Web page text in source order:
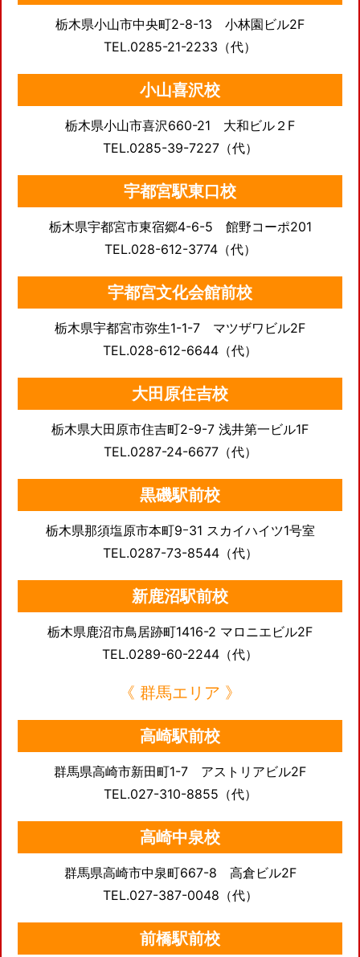
栃木県小山市中央町2-8-13 小林園ビル2F
TEL.0285-21-2233（代）
小山喜沢校
栃木県小山市喜沢660-21 大和ビル２F
TEL.0285-39-7227（代）
宇都宮駅東口校
栃木県宇都宮市東宿郷4-6-5 館野コーポ201
TEL.028-612-3774（代）
宇都宮文化会館前校
栃木県宇都宮市弥生1-1-7 マツザワビル2F
TEL.028-612-6644（代）
大田原住吉校
栃木県大田原市住吉町2-9-7 浅井第一ビル1F
TEL.0287-24-6677（代）
黒磯駅前校
栃木県那須塩原市本町9ｰ31 スカイハイツ1号室
TEL.0287-73-8544（代）
新鹿沼駅前校
栃木県鹿沼市鳥居跡町1416-2 マロニエビル2F
TEL.0289-60-2244（代）
《 群馬エリア 》
高崎駅前校
群馬県高崎市新田町1-7 アストリアビル2F
TEL.027-310-8855（代）
高崎中泉校
群馬県高崎市中泉町667-8 高倉ビル2F
TEL.027-387-0048（代）
前橋駅前校